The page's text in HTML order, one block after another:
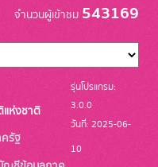
จำนวนผู้เข้าชม 543169
แห่งชาติ
รัฐ
รุ่นโปรแกรม:
3.0.0
วันที่: 2025-06-
10